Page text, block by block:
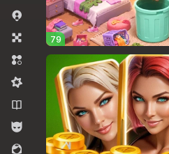
Juegos .io
Juegos de mesa
Match 3
Mid-core
Novelas
Para chicos
Para niñas
79